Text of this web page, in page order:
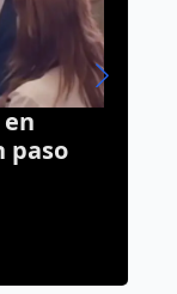
originó
de